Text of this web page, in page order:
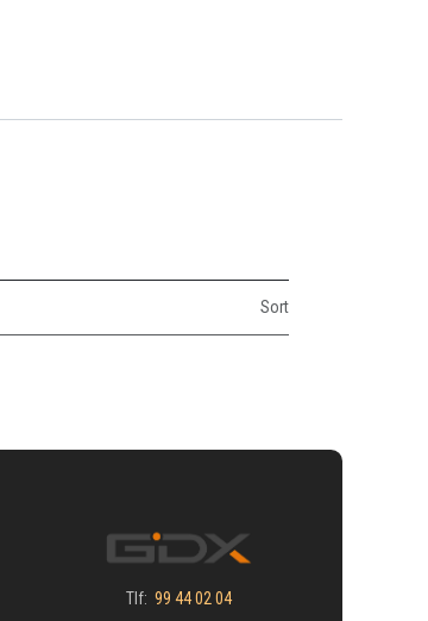
Sort
Tlf: 99 44 02 04